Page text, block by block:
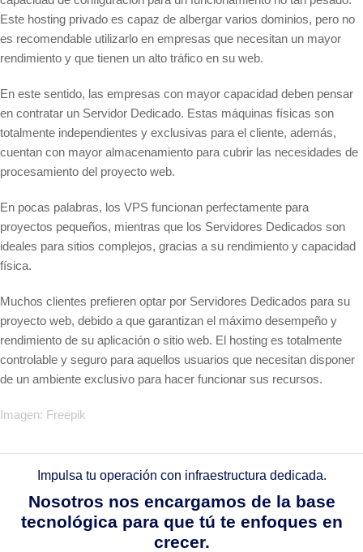
Este hosting privado es capaz de albergar varios dominios, pero no
es recomendable utilizarlo en empresas que necesitan un mayor
rendimiento y que tienen un alto tráfico en su web.
En este sentido, las empresas con mayor capacidad deben pensar
en contratar un Servidor Dedicado. Estas máquinas físicas son
totalmente independientes y exclusivas para el cliente, además,
cuentan con mayor almacenamiento para cubrir las necesidades de
procesamiento del proyecto web.
En pocas palabras, los VPS funcionan perfectamente para
proyectos pequeños, mientras que los Servidores Dedicados son
ideales para sitios complejos, gracias a su rendimiento y capacidad
física.
Muchos clientes prefieren optar por Servidores Dedicados para su
proyecto web, debido a que garantizan el máximo desempeño y
rendimiento de su aplicación o sitio web. El hosting es totalmente
controlable y seguro para aquellos usuarios que necesitan disponer
de un ambiente exclusivo para hacer funcionar sus recursos.
Imagen: Freepik
Impulsa tu operación con infraestructura dedicada.
Nosotros nos encargamos de la base
tecnológica para que tú te enfoques en
crecer.